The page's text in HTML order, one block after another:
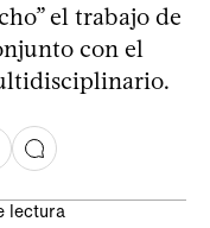
el trabajo de
con el
lectura